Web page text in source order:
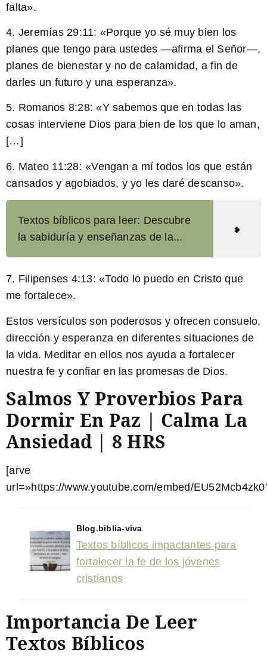
falta».
4. Jeremías 29:11: «Porque yo sé muy bien los
planes que tengo para ustedes —afirma el Señor—,
planes de bienestar y no de calamidad, a fin de
darles un futuro y una esperanza».
5. Romanos 8:28: «Y sabemos que en todas las
cosas interviene Dios para bien de los que lo aman,
[…]
6. Mateo 11:28: «Vengan a mí todos los que están
cansados y agobiados, y yo les daré descanso».
Textos bíblicos para leer: Descubre
la sabiduría y enseñanzas de la...
7. Filipenses 4:13: «Todo lo puedo en Cristo que
me fortalece».
Estos versículos son poderosos y ofrecen consuelo,
dirección y esperanza en diferentes situaciones de
la vida. Meditar en ellos nos ayuda a fortalecer
nuestra fe y confiar en las promesas de Dios.
Salmos Y Proverbios Para
Dormir En Paz | Calma La
Ansiedad | 8 HRS
[arve
url=»https://www.youtube.com/embed/
Blog.biblia-viva
Textos bíblicos impactantes para
fortalecer la fe de los jóvenes
cristianos
Importancia De Leer
Textos Bíblicos